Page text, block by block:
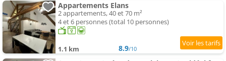
Appartements Elans
2 appartements, 40 et 70 m²
4 et 6 personnes (total 10 personnes)
1.1 km 8.9/10